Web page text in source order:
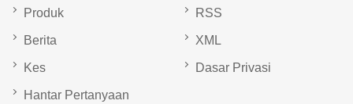
Produk
Berita
Kes
Hantar Pertanyaan
RSS
XML
Dasar Privasi